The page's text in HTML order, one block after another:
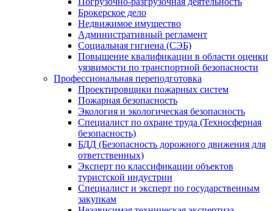
Брокерское дело
Недвижимое имущество
Административный регламент
Социальная гигиена (СЭБ)
Повышение квалификации в области оценки
уязвимости по транспортной безопасности
Профессиональная переподготовка
Проектировщики пожарных систем
Пожарная безопасность
Экология и экологическая безопасность
Специалист по охране труда (Техносферная
безопасность)
БДД (Безопасность дорожного движения для
ответственных)
Эксперт по классификации объектов
туристской индустрии
Специалист и эксперт по государственным
закупкам